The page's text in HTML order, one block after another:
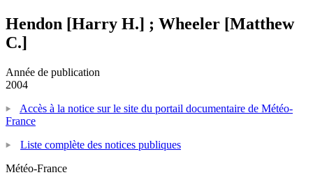
Hendon [Harry H.] ; Wheeler [Matthew
C.]
Année de publication
2004
Accès à la notice sur le site du portail documentaire de Météo-
France
Liste complète des notices publiques
Météo-France